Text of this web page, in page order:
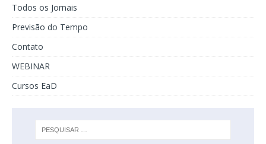
Todos os Jornais
Previsão do Tempo
Contato
WEBINAR
Cursos EaD